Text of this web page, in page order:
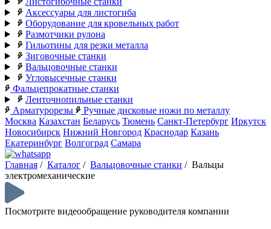
Аксессуары для листогиба
Оборудование для кровельных работ
Размотчики рулона
Гильотины для резки металла
Зиговочные станки
Вальцовочные станки
Угловысечные станки
Фальцепрокатные станки
Ленточнопильные станки
Арматурорезы
Ручные дисковые ножи по металлу
Москва Казахстан Беларусь Тюмень Санкт-Петербург Иркутск
Новосибирск Нижний Новгород Краснодар Казань
Екатеринбург Волгоград Самара
Главная / Каталог / Вальцовочные станки / Вальцы
электромеханические
Посмотрите видеообращение руководителя компании